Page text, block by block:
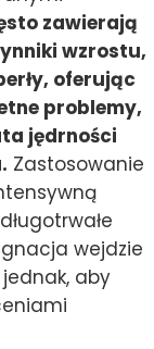
zawierają
wzrostu,
oferując
problemy,
jędrności
Zastosowanie
wejdzie
aby